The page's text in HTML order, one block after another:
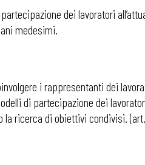
dei lavoratori
medesimi.
i rappresentanti dei
di partecipazione dei
ricerca di obiettivi condivisi.